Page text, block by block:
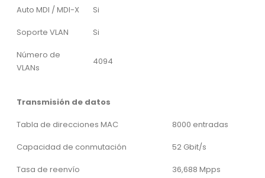
Auto MDI / MDI-X
Si
Soporte VLAN
Si
Número de
VLANs
4094
Transmisión de datos
Tabla de direcciones MAC
8000 entradas
Capacidad de conmutación
52 Gbit/s
Tasa de reenvío
36,688 Mpps